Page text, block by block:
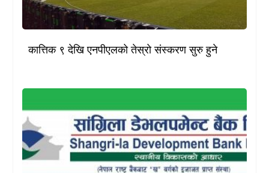
कात्तिक ९ देखि एनपीएलको तेस्रो संस्करण सुरु हुने